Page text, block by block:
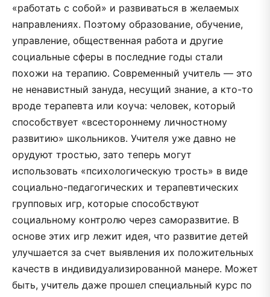
«работать с собой» и развиваться в желаемых
направлениях. Поэтому образование, обучение,
управление, общественная работа и другие
социальные сферы в последние годы стали
похожи на терапию. Современный учитель — это
не ненавистный зануда, несущий знание, а кто-то
вроде терапевта или коуча: человек, который
способствует «всестороннему личностному
развитию» школьников. Учителя уже давно не
орудуют тростью, зато теперь могут
использовать «психологическую трость» в виде
социально-педагогических и терапевтических
групповых игр, которые способствуют
социальному контролю через саморазвитие. В
основе этих игр лежит идея, что развитие детей
улучшается за счет выявления их положительных
качеств в индивидуализированной манере. Может
быть, учитель даже прошел специальный курс по